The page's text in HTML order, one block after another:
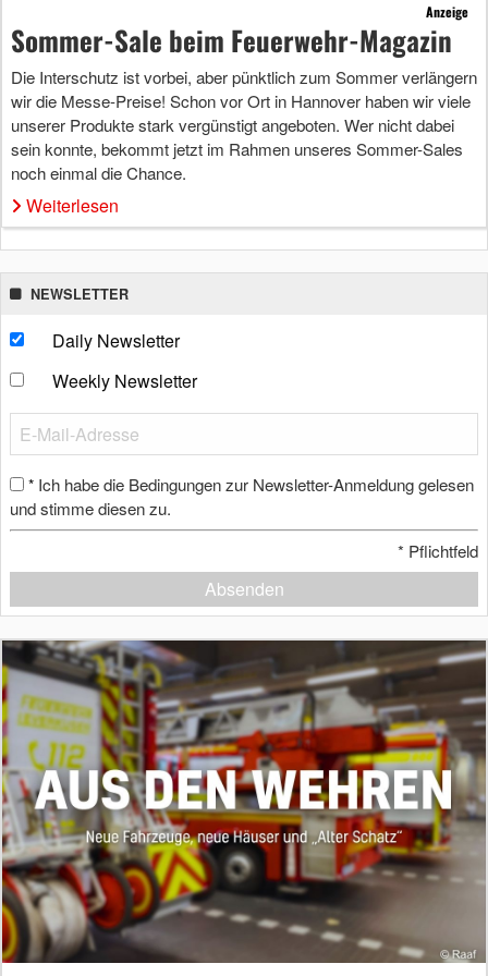
Anzeige
Sommer-Sale beim Feuerwehr-Magazin
Die Interschutz ist vorbei, aber pünktlich zum Sommer verlängern
wir die Messe-Preise! Schon vor Ort in Hannover haben wir viele
unserer Produkte stark vergünstigt angeboten. Wer nicht dabei
sein konnte, bekommt jetzt im Rahmen unseres Sommer-Sales
noch einmal die Chance.
Weiterlesen
NEWSLETTER
Daily Newsletter
Weekly Newsletter
* Ich habe die Bedingungen zur Newsletter-Anmeldung gelesen
und stimme diesen zu.
* Pflichtfeld
Absenden